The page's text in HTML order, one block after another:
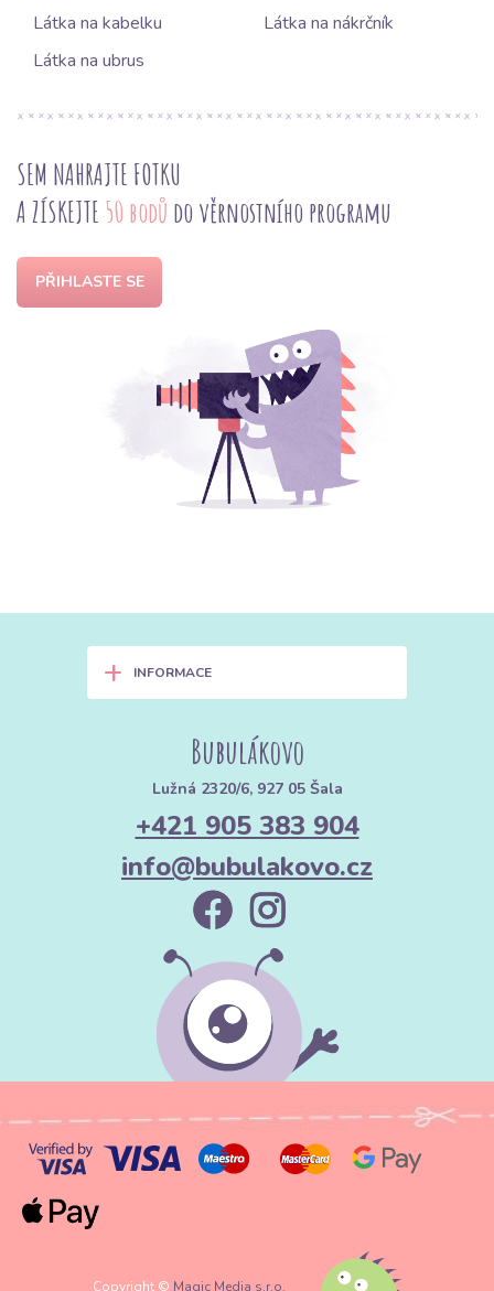
Látka na kabelku
Látka na nákrčník
Látka na ubrus
SEM NAHRAJTE FOTKU
A ZÍSKEJTE 50 bodů do věrnostního programu
PŘIHLASTE SE
+ INFORMACE
Bubulákovo
Lužná 2320/6, 927 05 Šala
+421 905 383 904
info@bubulakovo.cz
Copyright © Magic Media s.r.o.